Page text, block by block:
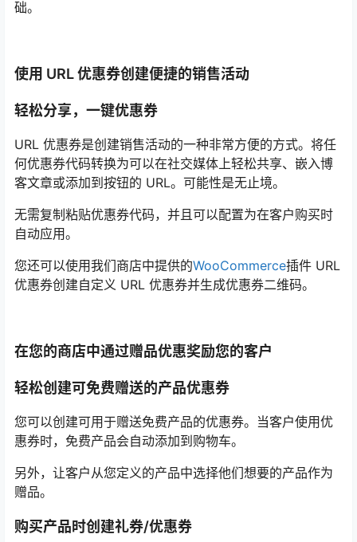
础。
使用 URL 优惠券创建便捷的销售活动
轻松分享，一键优惠券
URL 优惠券是创建销售活动的一种非常方便的方式。将任
何优惠券代码转换为可以在社交媒体上轻松共享、嵌入博
客文章或添加到按钮的 URL。可能性是无止境。
无需复制粘贴优惠券代码，并且可以配置为在客户购买时
自动应用。
您还可以使用我们商店中提供的WooCommerce插件 URL
优惠券创建自定义 URL 优惠券并生成优惠券二维码。
在您的商店中通过赠品优惠奖励您的客户
轻松创建可免费赠送的产品优惠券
您可以创建可用于赠送免费产品的优惠券。当客户使用优
惠券时，免费产品会自动添加到购物车。
另外，让客户从您定义的产品中选择他们想要的产品作为
赠品。
购买产品时创建礼券/优惠券